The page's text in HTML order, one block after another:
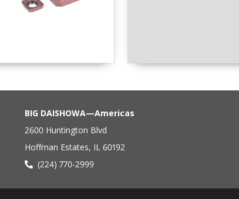
BIG DAISHOWA—Americas
2600 Huntington Blvd
Hoffman Estates, IL 60192
(224) 770-2999